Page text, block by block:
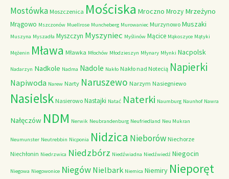
Mostówka Moszczenica Mościska Mroczno Mrozy Mrzeżyno
Mrągowo Mszczonów Muellrose Muncheberg Murowaniec Murzynowo Muszaki
Muszyna Myszadła Myszczyn Myszyniec Myślinów Mącice Mąkoszyce Mątyki
Mężenin Mława Mławka Młochów Młodzieszyn Młynary Młynki Nacpolsk
Nadarzyn Nadkole Nadma Nadole Nakło Nakło nad Notecią Napierki
Napiwoda Narew Narty Naruszewo Narzym Nasiegniewo
Nasielsk Nasierowo Nastajki Natać Naterki Naumburg Naunhof Nawra
Nałęczów NDM Nerwik Neubrandenburg Neufriedland Neu Mukran
Neumunster Neutrebbin Nicponia Nidzica Nieborów Niechorze
Niechłonin Niedrzwica Niedzbórz Niedźwiadna Niedźwiedź Niegocin
Niegowa Niegowonice Niegów Nielbark Niemica Niemiry Nieporęt